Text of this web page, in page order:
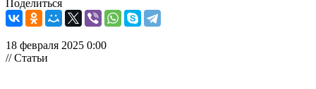
Поделиться
18 февраля 2025 0:00
// Статьи